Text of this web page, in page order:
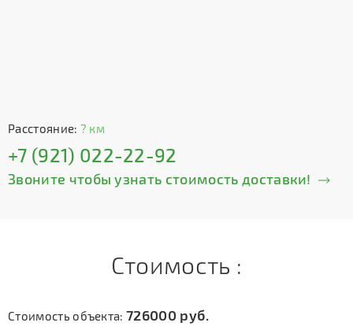
Расстояние: ? км
+7 (921) 022-22-92
Звоните чтобы узнать стоимость доставки!
Стоимость :
Стоимость объекта:726000 руб.